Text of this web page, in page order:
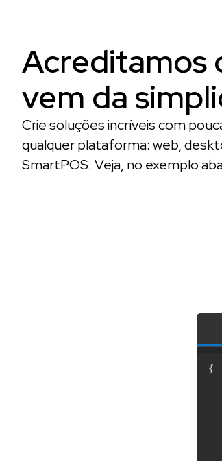
Acreditamos
vem da
Crie soluções incríveis com
qualquer plataforma: web,
SmartPOS. Veja, no exemplo
{